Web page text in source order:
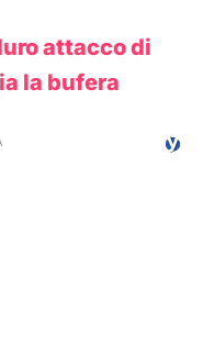
attacco di
la bufera